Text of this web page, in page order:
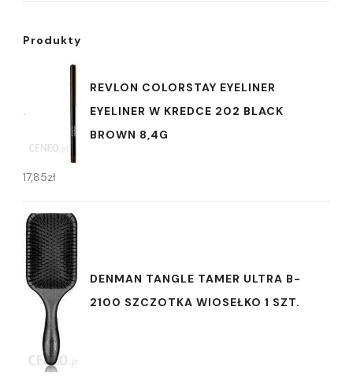
Produkty
REVLON COLORSTAY EYELINER
EYELINER W KREDCE 202 BLACK
BROWN 8,4G
17,85zł
DENMAN TANGLE TAMER ULTRA B-
2100 SZCZOTKA WIOSEŁKO 1 SZT.